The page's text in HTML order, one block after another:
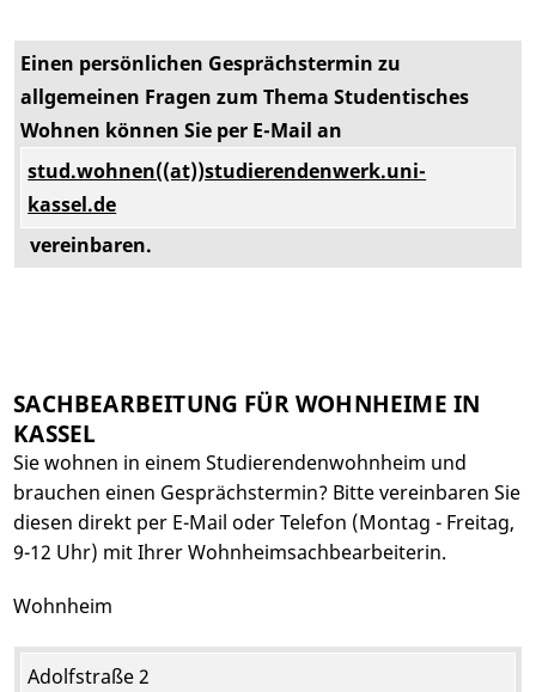
Einen persönlichen Gesprächstermin zu
allgemeinen Fragen zum Thema Studentisches
Wohnen können Sie per E-Mail an
stud.wohnen((at))studierendenwerk.uni-
kassel.de
vereinbaren.
SACHBEARBEITUNG FÜR WOHNHEIME IN
KASSEL
Sie wohnen in einem Studierendenwohnheim und
brauchen einen Gesprächstermin? Bitte vereinbaren Sie
diesen direkt per E-Mail oder Telefon (Montag - Freitag,
9-12 Uhr) mit Ihrer Wohnheimsachbearbeiterin.
Wohnheim
Adolfstraße 2